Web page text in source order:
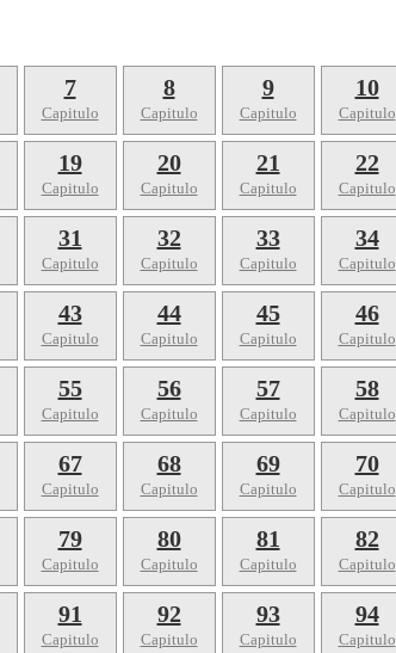
7
Capitulo
8
Capitulo
9
Capitulo
10
Capitulo
19
Capitulo
20
Capitulo
21
Capitulo
22
Capitulo
31
Capitulo
32
Capitulo
33
Capitulo
34
Capitulo
43
Capitulo
44
Capitulo
45
Capitulo
46
Capitulo
55
Capitulo
56
Capitulo
57
Capitulo
58
Capitulo
67
Capitulo
68
Capitulo
69
Capitulo
70
Capitulo
79
Capitulo
80
Capitulo
81
Capitulo
82
Capitulo
91
Capitulo
92
Capitulo
93
Capitulo
94
Capitulo